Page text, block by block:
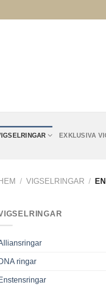
EXKLUSIVA
HEM / VIGSELRINGAR /
ringar